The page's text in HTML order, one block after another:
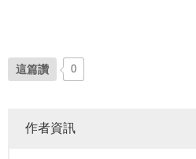
這篇讚 0
作者資訊